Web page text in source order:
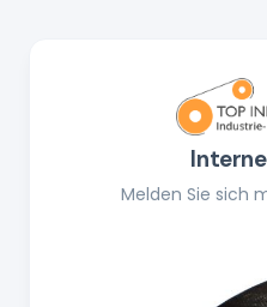
Melden Sie sich